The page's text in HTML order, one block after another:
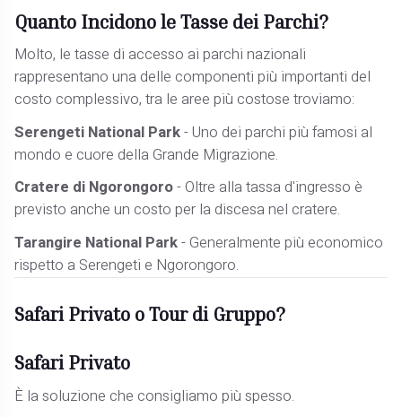
Quanto Incidono le Tasse dei Parchi?
Molto, le tasse di accesso ai parchi nazionali
rappresentano una delle componenti più importanti del
costo complessivo, tra le aree più costose troviamo:
Serengeti National Park- Uno dei parchi più famosi al
mondo e cuore della Grande Migrazione.
Cratere di Ngorongoro- Oltre alla tassa d'ingresso è
previsto anche un costo per la discesa nel cratere.
Tarangire National Park- Generalmente più economico
rispetto a Serengeti e Ngorongoro.
Safari Privato o Tour di Gruppo?
Safari Privato
È la soluzione che consigliamo più spesso.